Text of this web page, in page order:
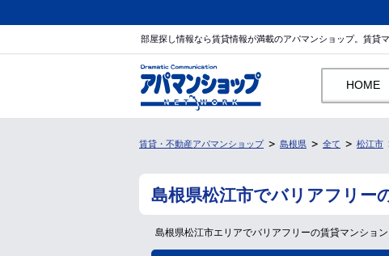
部屋探し情報なら賃貸情報が満載のアパマンショップ。賃貸
HOME
賃貸・不動産アパマンショップ 島根県 全て 松江市
島根県松江市でバリアフリー
島根県松江市エリアでバリアフリーの賃貸マンショ